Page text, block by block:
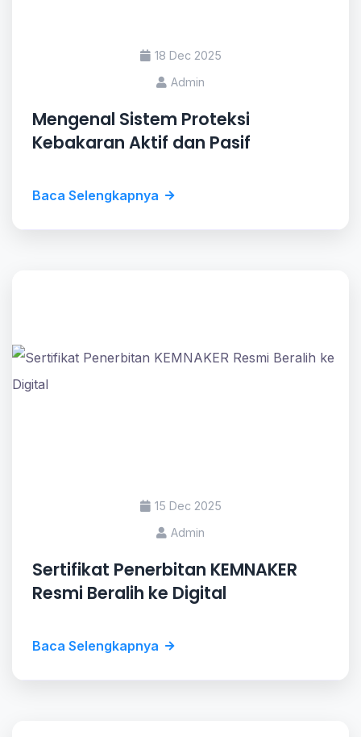
18 Dec 2025
Admin
Mengenal Sistem Proteksi
Kebakaran Aktif dan Pasif
Baca Selengkapnya
15 Dec 2025
Admin
Sertifikat Penerbitan KEMNAKER
Resmi Beralih ke Digital
Baca Selengkapnya